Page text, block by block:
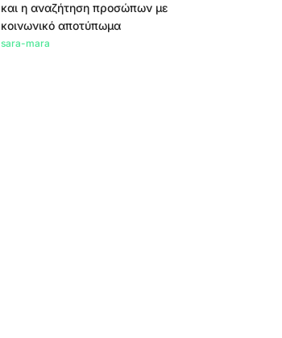
και η αναζήτηση προσώπων με
κοινωνικό αποτύπωμα
sara-mara